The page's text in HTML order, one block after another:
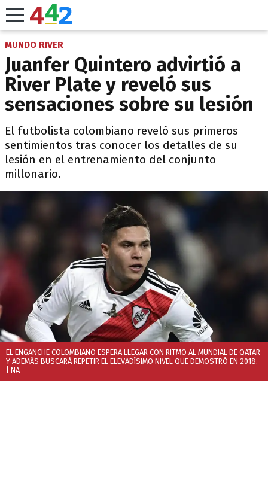
MUNDO RIVER
Juanfer Quintero advirtió a
River Plate y reveló sus
sensaciones sobre su lesión
El futbolista colombiano reveló sus primeros
sentimientos tras conocer los detalles de su
lesión en el entrenamiento del conjunto
millonario.
EL ENGANCHE COLOMBIANO ESPERA LLEGAR CON RITMO AL MUNDIAL DE QATAR
Y ADEMÁS BUSCARÁ REPETIR EL ELEVADÍSIMO NIVEL QUE DEMOSTRÓ EN 2018.
| NA